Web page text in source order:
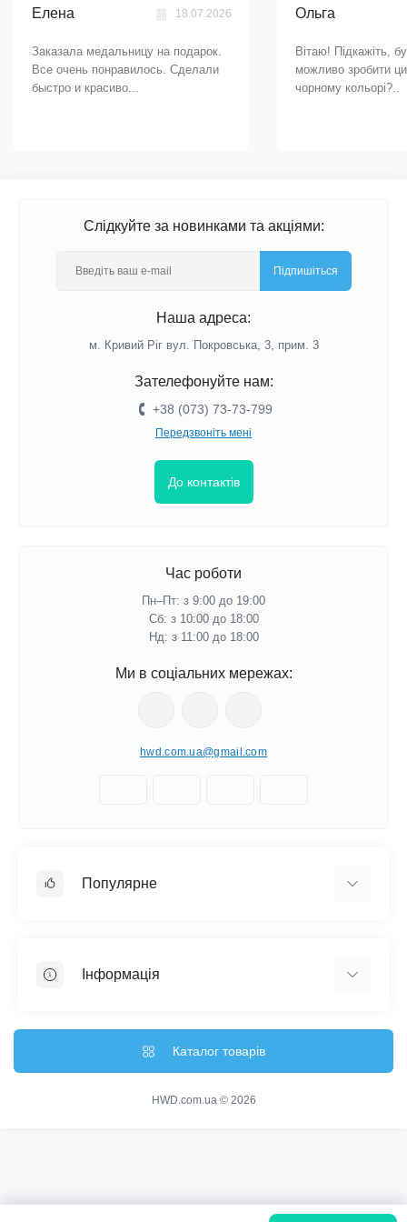
Елена 18.07.2026
Заказала медальницу на подарок.
Все очень понравилось. Сделали
быстро и красиво...
Ольга
Вітаю! Підкажіть,
можливо зробити
чорному кольорі?..
Слідкуйте за новинками та акціями:
Підпишіться
Наша адреса:
м. Кривий Ріг вул. Покровська, 3, прим. 3
Зателефонуйте нам:
+38 (073) 73-73-799
Передзвоніть мені
До контактів
Час роботи
Пн–Пт: з 9:00 до 19:00
Сб: з 10:00 до 18:00
Нд: з 11:00 до 18:00
Ми в соціальних мережах:
hwd.com.ua@gmail.com
Популярне
Медальниці
Інформація
Про магазин
Гарантія та повернення
Каталог товарів
HWD.com.ua © 2026